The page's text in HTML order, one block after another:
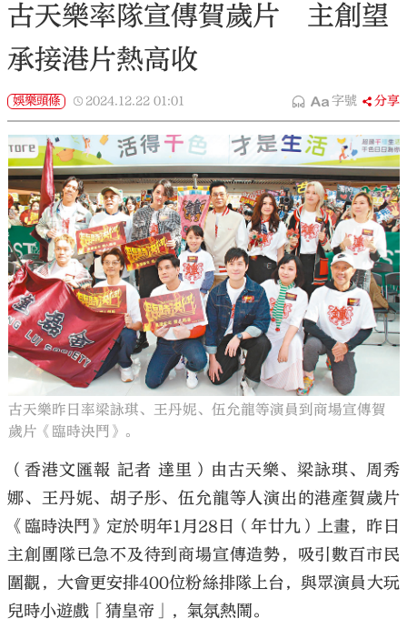
古天樂率隊宣傳賀歲片 主創望
承接港片熱高收
娛樂頭條 2024.12.22 01:01 字號 分享
古天樂昨日率梁詠琪、王丹妮、伍允龍等演員到商場宣傳賀
歲片《臨時決鬥》。
（香港文匯報 記者 達里）由古天樂、梁詠琪、周秀
娜、王丹妮、胡子彤、伍允龍等人演出的港產賀歲片
《臨時決鬥》定於明年1月28日（年廿九）上畫，昨日
主創團隊已急不及待到商場宣傳造勢，吸引數百市民
圍觀，大會更安排400位粉絲排隊上台，與眾演員大玩
兒時小遊戲「猜皇帝」，氣氛熱鬧。